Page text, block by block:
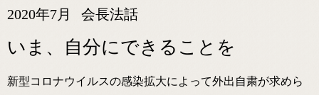
2020年7月 会長法話
いま、自分にできることを
新型コロナウイルスの感染拡大によって外出自粛が求めら